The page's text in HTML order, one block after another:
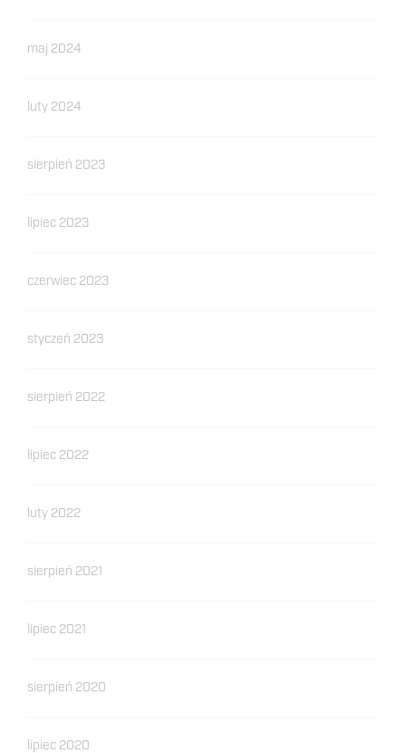
maj 2024
luty 2024
sierpień 2023
lipiec 2023
czerwiec 2023
styczeń 2023
sierpień 2022
lipiec 2022
luty 2022
sierpień 2021
lipiec 2021
sierpień 2020
lipiec 2020